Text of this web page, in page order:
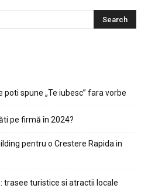
spune „Te iubesc” fara vorbe
pe firmă în 2024?
pentru o Crestere Rapida in
trasee turistice si atractii locale